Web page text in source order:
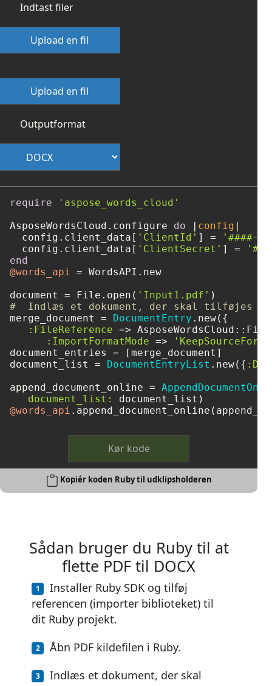
Indtast filer
Upload en fil
Upload en fil
Outputformat
require
'aspose_words_cloud'
AsposeWordsCloud.configure do | config |
  config.client_data[
'ClientId' ] =
'####-
  config.client_data[
'ClientSecret' ] =
end
@words_api = WordsAPI.new
document = File.open( 'Input1.pdf'
#  Indlæs et dokument, der skal tilføjes
merge_document = DocumentEntry .new({
:FileReference =>
:ImportFormatMode =>
document_entries = [merge_document]
document_list = DocumentEntryList .new({
append_document_online =
document_list:
@words_api
Kør kode
Kopiér koden Ruby til udklipsholderen
Sådan bruger du Ruby til at
flette PDF til DOCX
Installer Ruby SDK og tilføj
referencen (importer biblioteket) til
dit Ruby projekt.
Åbn PDF kildefilen i Ruby.
Indlæs et dokument, der skal